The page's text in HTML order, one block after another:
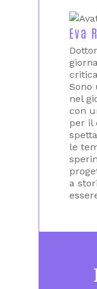
Eva
Sono
nel
con
per il
le
a